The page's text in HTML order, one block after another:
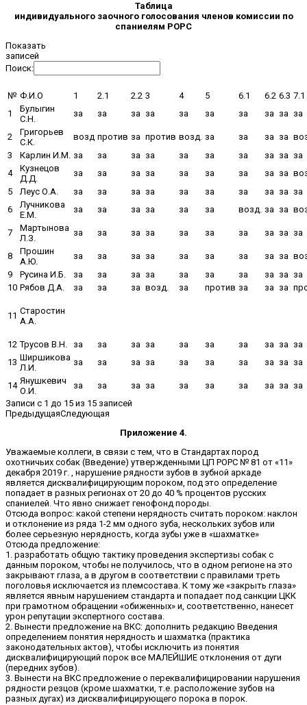
Таблица
индивидуального заочного голосования членов комиссии по
спаниелям РОРС
Показать
записей
Поиск:
№ Ф.И.О 1 2.1 2.2 3 4 5 6.1 6.2 6.3 7.1
1
Булыгин
С.Н.
за за за за за за за за за за
2
Григорьев
С.К.
возд против за против возд. за за за за
3
Карлин И.М. за за за за за за за за за за
4
Кузнецов
Д.Д.
за за за за за за за за за
5
Леус О.А. за за за за за за за за за за
6
Лучникова
Е.М.
за за за за за за возд. за за
7
Мартынова
Л.З.
за за за за за за за за за за
8
Прошин
А.Ю.
за за за за за за за за за
9
Русина И.Б. за за за за за за за за за за
10 Рябов Д.А. за за за возд. за против за за за
11 Старостин
А.А.
12 Трусов В.Н. за за за за за за за за за за
13 Ширшикова
Л.И.
за за за за за за за за за за
14 Янушкевич
О.И.
за за за за за за за за за за
Записи с 1 до 15 из 15 записей
ПредыдущаяСледующая
Приложение 4.
Уважаемые коллеги, в связи с тем, что в Стандартах пород
охотничьих собак (Введение) утвержденными ЦП РОРС № 81 от «11»
декабря 2019 г. , нарушение рядности зубов в зубной аркаде
является дисквалифицирующим пороком, под это определение
попадает в разных регионах от 20 до 40 % процентов русских
спаниелей. Что явно снижает генофонд породы.
Отсюда вопрос: какой степени нерядность считать пороком: наклон
и отклонение из ряда 1-2 мм одного зуба, нескольких зубов или
более серьезную нерядность, когда зубы уже в «шахматке»
Отсюда предложение:
1. разработать общую тактику проведения экспертизы собак с
данным пороком, чтобы не получилось, что в одном регионе на это
закрывают глаза, а в другом в соответствии с правилами треть
поголовья исключается из племсостава. К тому же «закрыть глаза»
является явным нарушением стандарта и попадает под санкции ЦКК
при грамотном обращении «обиженных» и, соответственно, нанесет
урон репутации экспертного состава.
2. Вынести предложение на ВКС: дополнить редакцию Введения
определением понятия нерядность и шахматка (практика
законодательных актов), чтобы исключить из понятия
дисквалифицирующий порок все МАЛЕЙШИЕ отклонения от дуги
(передних зубов).
3. Вынести на ВКС предложение о переквалифицировании нарушения
рядности резцов (кроме шахматки, т.е. расположение зубов на
разных дугах) из дисквалифицирующего порока в порок.